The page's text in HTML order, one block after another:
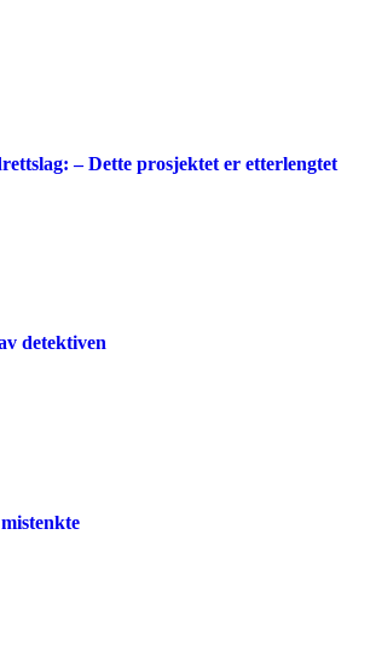
– Dette prosjektet er etterlengtet
detektiven